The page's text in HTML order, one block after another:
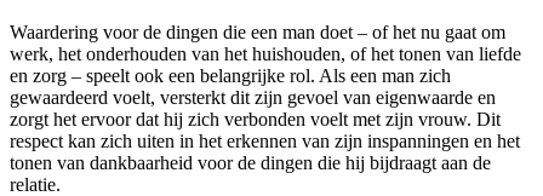
Waardering voor de dingen die een man doet – of het nu gaat om
werk, het onderhouden van het huishouden, of het tonen van liefde
en zorg – speelt ook een belangrijke rol. Als een man zich
gewaardeerd voelt, versterkt dit zijn gevoel van eigenwaarde en
zorgt het ervoor dat hij zich verbonden voelt met zijn vrouw. Dit
respect kan zich uiten in het erkennen van zijn inspanningen en het
tonen van dankbaarheid voor de dingen die hij bijdraagt aan de
relatie.